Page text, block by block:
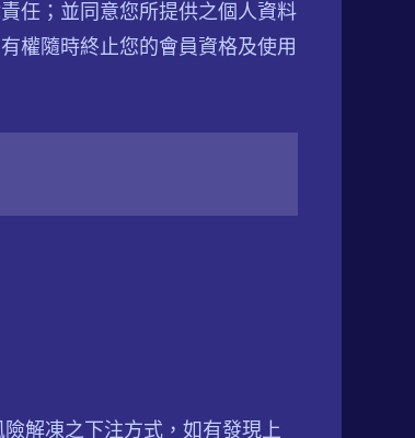
任；並同意您所提供之個人資料
權隨時終止您的會員資格及使用
解凍之下注方式，如有發現上